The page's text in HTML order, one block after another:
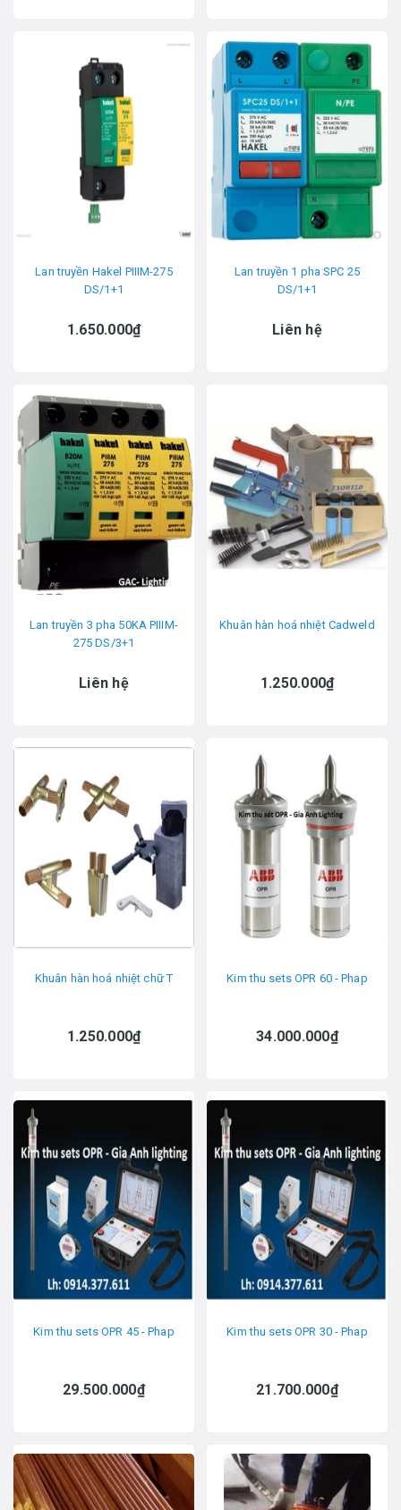
Lan truyền Hakel PIIIM-275
DS/1+1
1.650.000₫
Lan truyền 1 pha SPC 25
DS/1+1
Liên hệ
Lan truyền 3 pha 50KA PIIIM-
275 DS/3+1
Liên hệ
Khuân hàn hoá nhiệt Cadweld
1.250.000₫
Khuân hàn hoá nhiệt chữ T
1.250.000₫
Kim thu sets OPR 60 - Phap
34.000.000₫
Kim thu sets OPR 45 - Phap
29.500.000₫
Kim thu sets OPR 30 - Phap
21.700.000₫